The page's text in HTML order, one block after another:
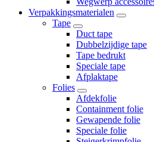
Verpakkingsmaterialen
Tape
Duct tape
Dubbelzijdige tape
Tape bedrukt
Speciale tape
Afplaktape
Folies
Afdekfolie
Containment folie
Gewapende folie
Speciale folie